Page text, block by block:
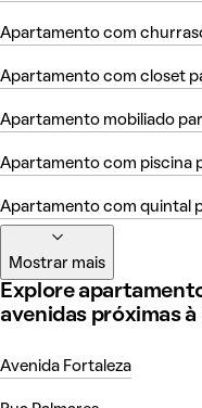
Apartamento com
Apartamento com closet
Apartamento mobiliado
Apartamento com piscina
Apartamento com quintal
Mostrar mais
Explore
avenidas próximas à
Avenida Fortaleza